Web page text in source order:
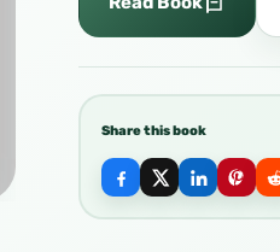
Share this book